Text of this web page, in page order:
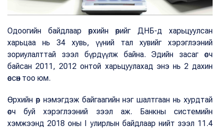
Одоогийн байдлаар өрхийн өрийг ДНБ-д харьцуулсан
харьцаа нь 34 хувь, үүний тал хувийг хэрэглээний
зориулалттай зээл бүрдүүлж байна. Эдийн засаг өсч
байсан 2011, 2012 онтой харьцуулахад энэ нь 2 дахин
өссөн тоо юм.
Өрхийн өр нэмэгдэж байгаагийн нэг шалтгаан нь хурдтай
өсч буй хэрэглээний зээл аж. Банкны системийн
хэмжээнд 2018 оны I улирлын байдлаар нийт зээл 11.4